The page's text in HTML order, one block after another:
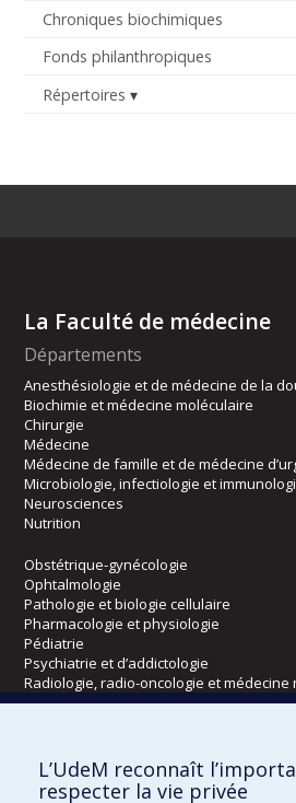
Chroniques biochimiques
Fonds philanthropiques
Répertoires
La Faculté de médecine
Départements
Anesthésiologie et de médecine de la
Biochimie et médecine moléculaire
Chirurgie
Médecine
Médecine de famille et de médecine
Microbiologie, infectiologie et
Neurosciences
Nutrition
Obstétrique-gynécologie
Ophtalmologie
Pathologie et biologie cellulaire
Pharmacologie et physiologie
Pédiatrie
Psychiatrie et d’addictologie
Radiologie, radio-oncologie et médecine
Écoles
Kinésiologie et des sciences de l’activité
L’UdeM reconnaît
respecter la vie privée